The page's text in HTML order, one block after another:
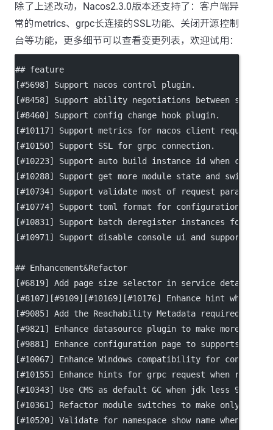
除了上述改动，Nacos2.3.0版本还支持了：客户端异
常的metrics、grpc长连接的SSL功能、关闭开源控制
台等功能，更多细节可以查看变更列表，欢迎试用：
## feature
[#5698] Support nacos control plugin.
[#8458] Support ability negotiations between server
[#8460] Support config change hook plugin.
[#10117] Support metrics for nacos client request
[#10150] Support SSL for grpc connection.
[#10223] Support auto build instance id when
[#10288] Support get more module state and switches
[#10734] Support validate most of request parameters.
[#10774] Support toml format for configuration in
[#10831 ] Support batch deregister instances for
[#10971 ] Support disable console ui and support add
## Enhancement&Refactor
[#6819] Add page size selector in service details
[#8107][#9109][#10169][#10176] Enhance hint when
[#9085] Add the Reachability Metadata required by
[#9821 ] Enhance datasource plugin to make more
[#9881 ] Enhance configuration page to supports
[#10067] Enhance Windows compatibility for
[#10155] Enhance hints for grpc request when
[#10343] Use CMS as default GC when jdk less 9.
[#10361 ] Refactor module switches to make only
[#10520] Validate for namespace show name when create